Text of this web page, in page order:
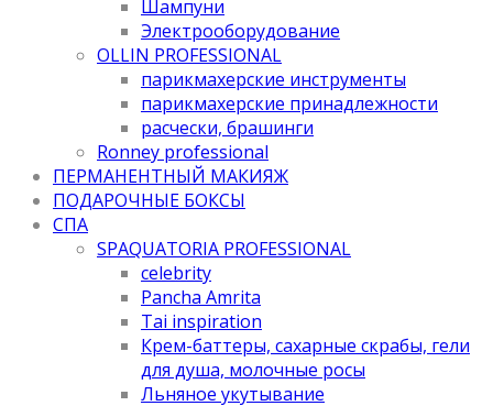
Шампуни
Электрооборудование
OLLIN PROFESSIONAL
парикмахерские инструменты
парикмахерские принадлежности
расчески, брашинги
Ronney professional
ПЕРМАНЕНТНЫЙ МАКИЯЖ
ПОДАРОЧНЫЕ БОКСЫ
СПА
SPAQUATORIA PROFESSIONAL
celebrity
Pancha Amrita
Tai inspiration
Крем-баттеры, сахарные скрабы, гели
для душа, молочные росы
Льняное укутывание